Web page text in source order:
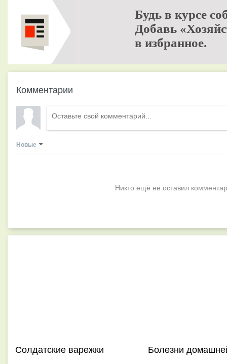
Будь в курсе
Добавь
в избранное.
Комментарии
Новые
Никто ещё не оставил
Солдатские варежки Болезни